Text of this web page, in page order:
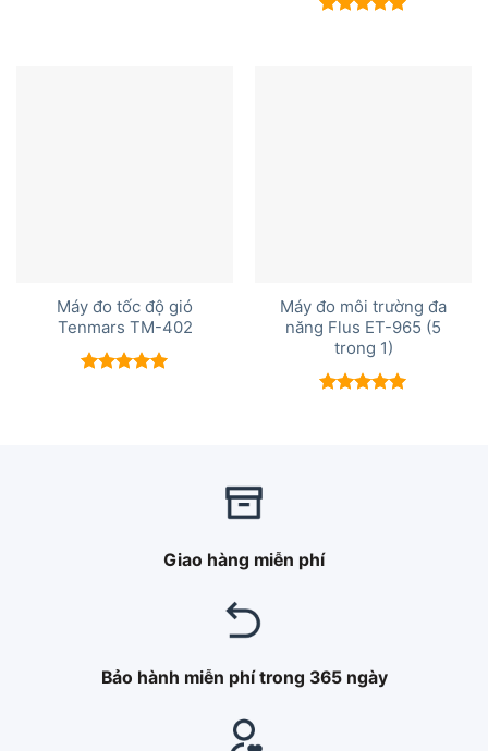
Máy đo tốc độ gió
Tenmars TM-402
Máy đo môi trường đa
năng Flus ET-965 (5
trong 1)
Giao hàng miễn phí
Bảo hành miễn phí trong 365 ngày